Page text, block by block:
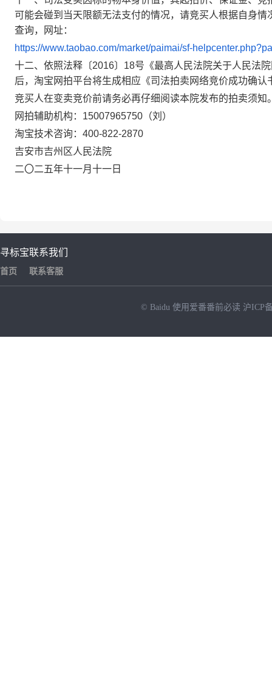
可能会碰到当天限额无法支付的情况，请竞买人根据自身
查询，网址：
https://www.taobao.com/market/paimai/sf-
十二、依照法释〔2016〕18号《最高人民法院关于人民法
后，淘宝网拍平台将生成相应《司法拍卖网络竞价成功确
竞买人在变卖竞价前请务必再仔细阅读本院发布的拍卖须知
网拍辅助机构： 15007965750（刘）
淘宝技术咨询： 400-822-2870
吉安市吉州区人民法院
二〇二五年十一月 十一 日
寻标宝
首页
联系我们
联系客服
© Baidu 使用爱番番前必读 沪ICP